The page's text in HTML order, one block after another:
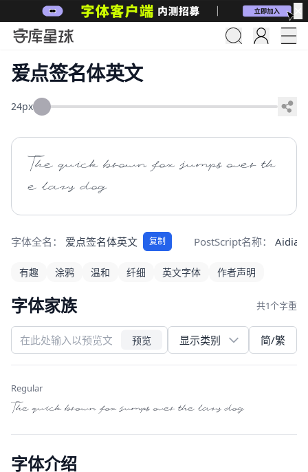
爱点签名体英文
24px
The quick brown fox jumps over th
e lazy dog
字体全名： 爱点签名体英文 复制 PostScript名称： Aidian
有趣 涂鸦 温和 纤细 英文字体 作者声明
字体家族 共1个字重
预览 简/繁
Regular
The quick brown fox jumps over the lazy dog
字体介绍